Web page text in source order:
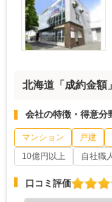
北海道「成約金額
会社の特徴・得意分
マンション 戸建
10億円以上
自社職
口コミ評価